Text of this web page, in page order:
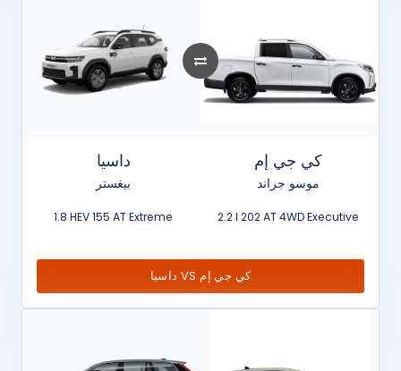
داسيا
بيغستر
1.8 HEV 155 AT Extreme
كي جي إم
موسو جراند
2.2 l 202 AT 4WD Executive
داسيا VS كي جي إم